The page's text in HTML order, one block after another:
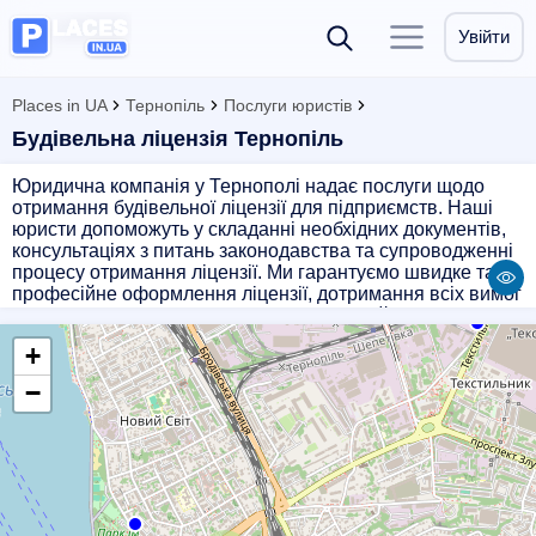
Увійти
Places in UA Тернопіль Послуги юристів
Будівельна ліцензія Тернопіль
Юридична компанія у Тернополі надає послуги щодо
отримання будівельної ліцензії для підприємств. Наші
юристи допоможуть у складанні необхідних документів,
консультаціях з питань законодавства та супроводженні
процесу отримання ліцензії. Ми гарантуємо швидке та
професійне оформлення ліцензії, дотримання всіх вимог
для отримання якісної юридичної підтримки у сфері
будівництва.
+
−